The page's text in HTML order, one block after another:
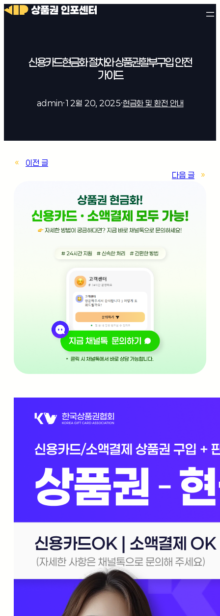
신용카드현금화 절차와 상품권할부구입 안전
가이드
admin·12월 20, 2025·현금화 및 환전 안내
«
이전 글
다음 글
»